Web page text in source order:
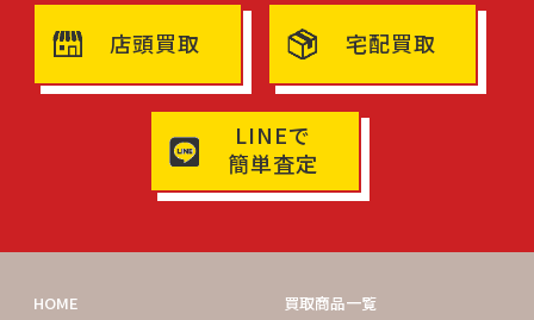
店頭買取 宅配買取
LINEで
簡単査定
HOME
買取商品一覧